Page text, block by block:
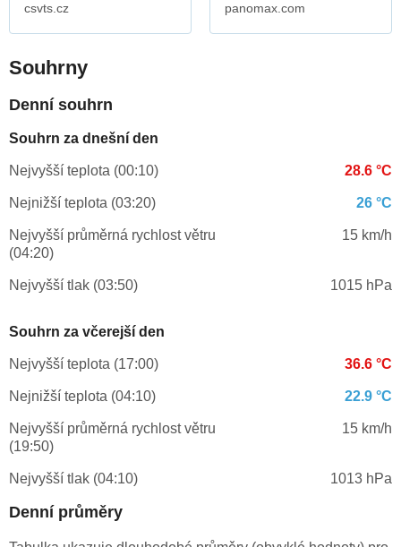
csvts.cz
panomax.com
Souhrny
Denní souhrn
Souhrn za dnešní den
Nejvyšší teplota (00:10) 28.6 °C
Nejnižší teplota (03:20) 26 °C
Nejvyšší průměrná rychlost větru
(04:20)
15 km/h
Nejvyšší tlak (03:50) 1015 hPa
Souhrn za včerejší den
Nejvyšší teplota (17:00) 36.6 °C
Nejnižší teplota (04:10) 22.9 °C
Nejvyšší průměrná rychlost větru
(19:50)
15 km/h
Nejvyšší tlak (04:10) 1013 hPa
Denní průměry